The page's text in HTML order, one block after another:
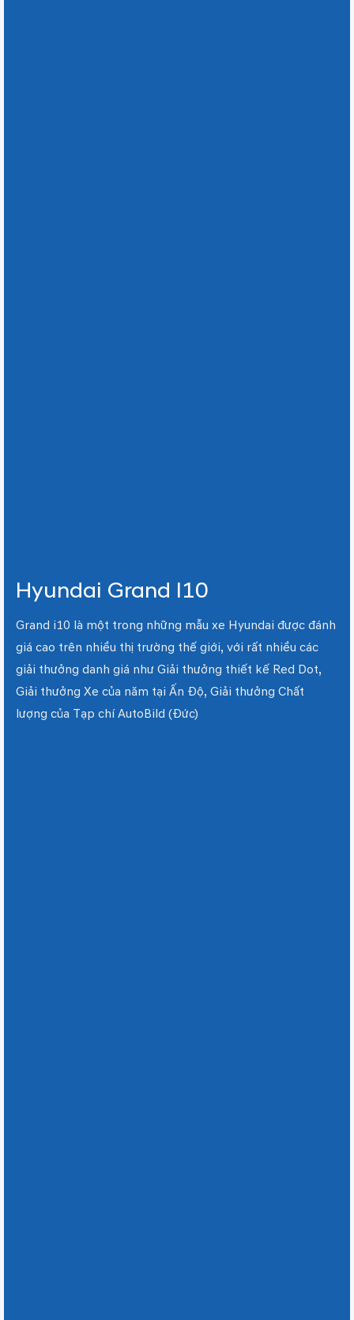
Hyundai Grand I10
Grand i10 là một trong những mẫu xe Hyundai được đánh
giá cao trên nhiều thị trường thế giới, với rất nhiều các
giải thưởng danh giá như Giải thưởng thiết kế Red Dot,
Giải thưởng Xe của năm tại Ấn Độ, Giải thưởng Chất
lượng của Tạp chí AutoBild (Đức)